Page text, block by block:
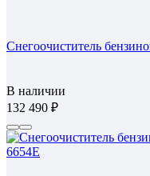
Снегоочиститель
В наличии
132 490